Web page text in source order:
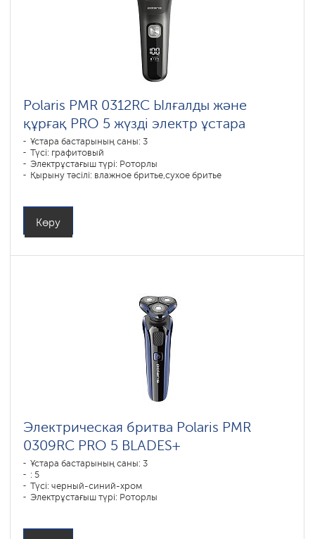
Polaris PMR 0312RC Ылғалды және
құрғақ PRO 5 жүзді электр ұстара
Ұстара бастарының саны: 3
Түсі: графитовый
Электрұстағыш түрі: Роторлы
Қырыну тәсілі: влажное бритье,сухое бритье
Көру
Электрическая бритва Polaris PMR
0309RC PRO 5 BLADES+
Ұстара бастарының саны: 3
: 5
Түсі: черный-синий-хром
Электрұстағыш түрі: Роторлы
Батареяны зарядтау уақыты: 1,5